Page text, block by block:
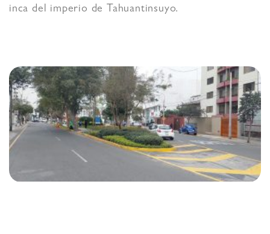
inca del imperio de Tahuantinsuyo.